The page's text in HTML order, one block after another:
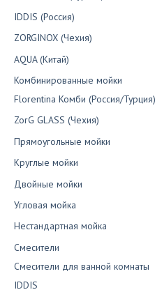
IDDIS (Россия)
ZORGINOX (Чехия)
AQUA (Китай)
Комбинированные мойки
Florentina Комби (Россия/Турция)
ZorG GLASS (Чехия)
Прямоугольные мойки
Круглые мойки
Двойные мойки
Угловая мойка
Нестандартная мойка
Смесители
Смесители для ванной комнаты
IDDIS